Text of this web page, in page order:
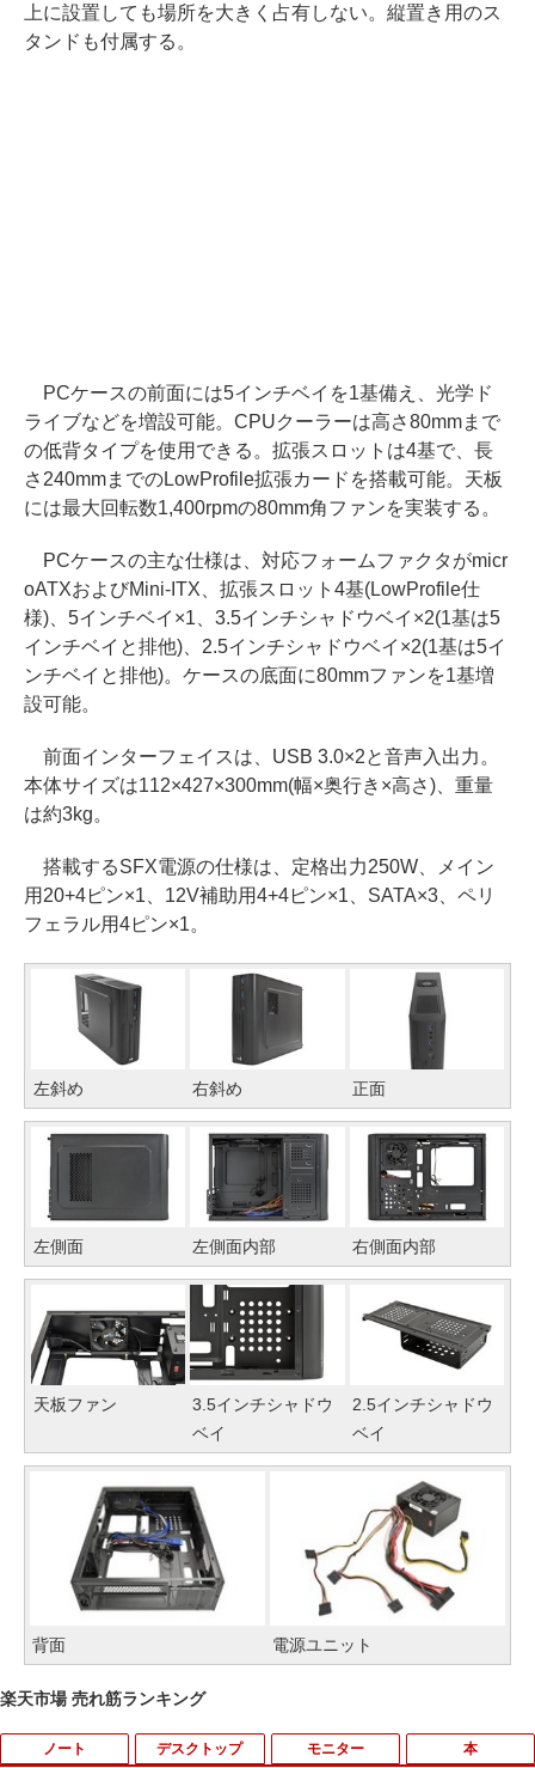
上に設置しても場所を大きく占有しない。縦置き用のス
タンドも付属する。
PCケースの前面には5インチベイを1基備え、光学ド
ライブなどを増設可能。CPUクーラーは高さ80mmまで
の低背タイプを使用できる。拡張スロットは4基で、長
さ240mmまでのLowProfile拡張カードを搭載可能。天板
には最大回転数1,400rpmの80mm角ファンを実装する。
PCケースの主な仕様は、対応フォームファクタがmicr
oATXおよびMini-ITX、拡張スロット4基(LowProfile仕
様)、5インチベイ×1、3.5インチシャドウベイ×2(1基は5
インチベイと排他)、2.5インチシャドウベイ×2(1基は5イ
ンチベイと排他)。ケースの底面に80mmファンを1基増
設可能。
前面インターフェイスは、USB 3.0×2と音声入出力。
本体サイズは112×427×300mm(幅×奥行き×高さ)、重量
は約3kg。
搭載するSFX電源の仕様は、定格出力250W、メイン
用20+4ピン×1、12V補助用4+4ピン×1、SATA×3、ペリ
フェラル用4ピン×1。
左斜め 右斜め 正面
左側面 左側面内部 右側面内部
天板ファン
3.5インチシャドウ
ベイ
2.5インチシャドウ
ベイ
背面 電源ユニット
楽天市場 売れ筋ランキング
ノート デスクトップ モニター 本